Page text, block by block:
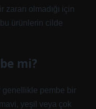
zararı olmadığı için
ürünlerin cilde
mi?
genellikle pembe bir
yeşil veya çok